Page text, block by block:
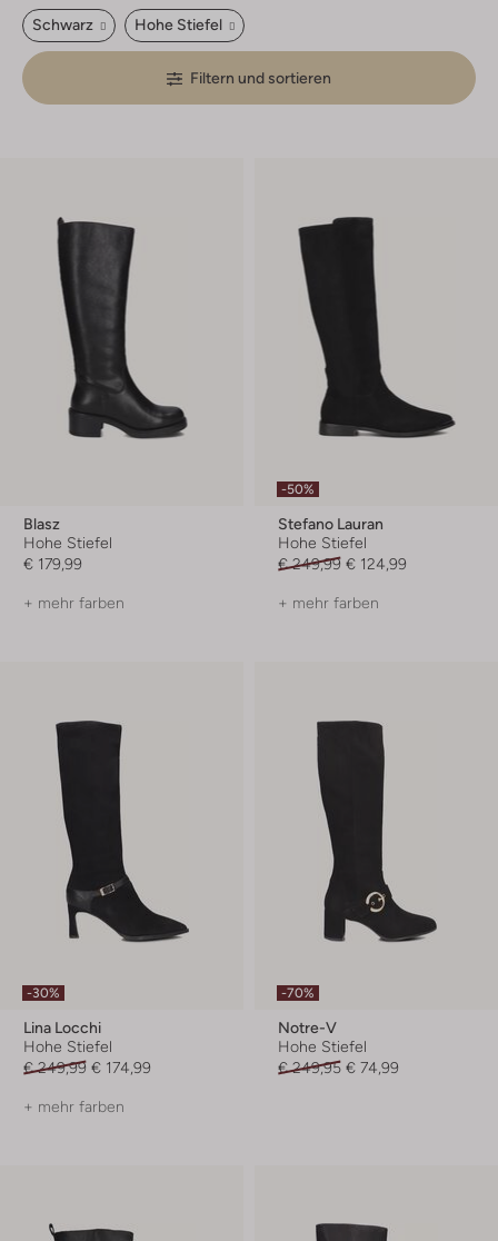
Schwarz Hohe Stiefel
Filtern und sortieren
Blasz
Hohe Stiefel
€ 179,99
+ mehr farben
-50%
Stefano Lauran
Hohe Stiefel
€ 249,99 € 124,99
+ mehr farben
-30%
Lina Locchi
Hohe Stiefel
€ 249,99 € 174,99
+ mehr farben
-70%
Notre-V
Hohe Stiefel
€ 249,95 € 74,99